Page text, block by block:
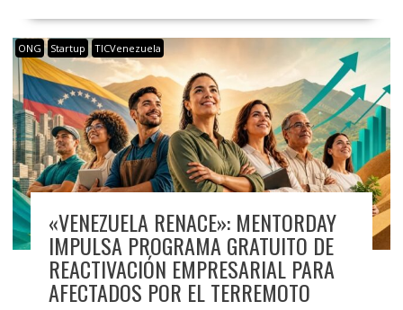
ONG Startup TICVenezuela
«VENEZUELA RENACE»: MENTORDAY
IMPULSA PROGRAMA GRATUITO DE
REACTIVACIÓN EMPRESARIAL PARA
AFECTADOS POR EL TERREMOTO